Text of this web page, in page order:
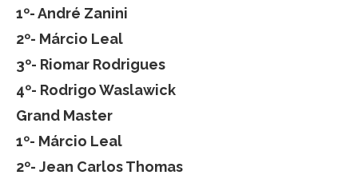
1º- André Zanini
2º- Márcio Leal
3º- Riomar Rodrigues
4º- Rodrigo Waslawick
Grand Master
1º- Márcio Leal
2º- Jean Carlos Thomas